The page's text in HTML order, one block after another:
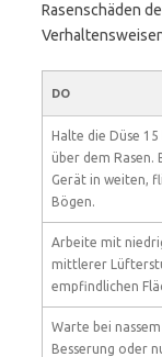
Rasenschäden
DO
Halte die Düse 15
über dem Rasen.
Gerät in weiten,
Bögen.
Arbeite mit
mittlerer
empfindlichen
Warte bei
Besserung oder